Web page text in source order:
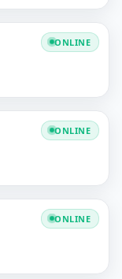
ONLINE
ONLINE
ONLINE